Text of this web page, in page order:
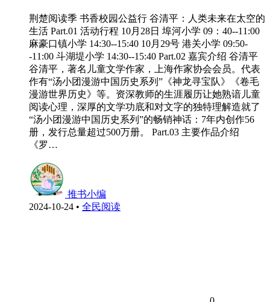
荆楚阅读季 书香校园公益行 谷清平：人类未来在太空的
生活 Part.01 活动行程 10月28日 埠河小学 09：40--11:00
麻豪口镇小学 14:30--15:40 10月29号 港关小学 09:50-
-11:00 斗湖堤小学 14:30--15:40 Part.02 嘉宾介绍 谷清平
谷清平，著名儿童文学作家，上海作家协会会员。代表
作有“汤小团漫游中国历史系列”《神龙寻宝队》《卷毛
漫游世界历史》等。资深教师的生涯履历让她熟谙儿童
阅读心理，深厚的文学功底和对文字的独特理解造就了
“汤小团漫游中国历史系列”的畅销神话：7年内创作56
册，发行总量超过500万册。 Part.03 主要作品介绍
《罗…
推书小编
2024-10-24 • 全民阅读